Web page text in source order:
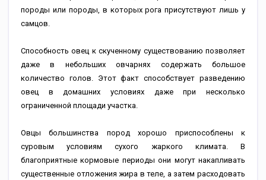
породы или породы, в которых рога присутствуют лишь у
самцов.
Способность овец к скученному существованию позволяет
даже в небольших овчарнях содержать большое
количество голов. Этот факт способствует разведению
овец в домашних условиях даже при несколько
ограниченной площади участка.
Овцы большинства пород хорошо приспособлены к
суровым условиям сухого жаркого климата. В
благоприятные кормовые периоды они могут накапливать
существенные отложения жира в теле, а затем расходовать